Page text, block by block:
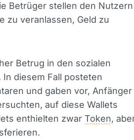
Betrüger stellen den Nutzern
zu veranlassen, Geld zu
Betrug in den sozialen
diesem Fall posteten
und gaben vor, Anfänger
auf diese Wallets
enthielten zwar Token,